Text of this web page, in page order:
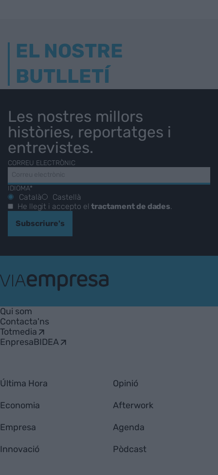
EL NOSTRE
BUTLLETÍ
Les nostres millors
històries, reportatges i
entrevistes.
CORREU ELECTRÒNIC
IDIOMA*
Català
Castellà
He llegit i accepto eltractament de dades.
Subscriure's
Empresa
Qui som
Contacta'ns
Totmedia
EnpresaBIDEA
Última Hora
Economia
Empresa
Innovació
Opinió
Afterwork
Agenda
Pòdcast